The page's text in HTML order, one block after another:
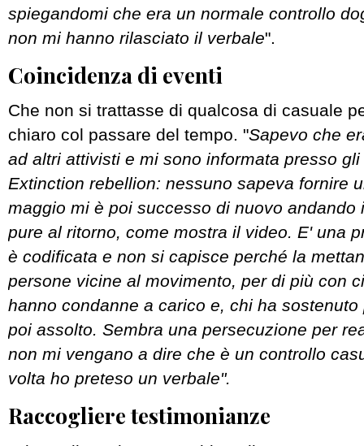
spiegandomi che era un normale controllo
non mi hanno rilasciato il verbale".
Coincidenza di eventi
Che non si trattasse di qualcosa di casuale
chiaro col passare del tempo. "Sapevo che
ad altri attivisti e mi sono informata presso
Extinction rebellion: nessuno sapeva fornire
maggio mi è poi successo di nuovo andando
pure al ritorno, come mostra il video. E' una
è codificata e non si capisce perché la
persone vicine al movimento, per di più con
hanno condanne a carico e, chi ha
poi assolto. Sembra una persecuzione per
non mi vengano a dire che è un controllo
volta ho preteso un verbale".
Raccogliere testimonianze